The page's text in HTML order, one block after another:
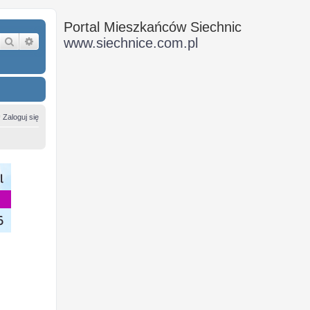
Szukaj Wyszukiwanie zaawansowane
Zaloguj się
Portal Mieszkańców Siechnic
www.siechnice.com.pl